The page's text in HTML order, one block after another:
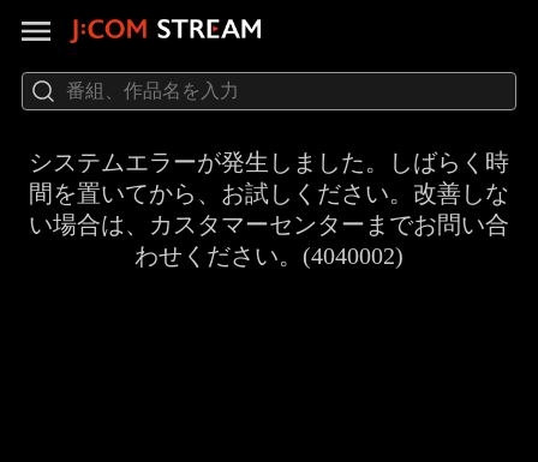
システムエラーが発生しました。しばらく時
間を置いてから、お試しください。改善しな
い場合は、カスタマーセンターまでお問い合
わせください。(4040002)